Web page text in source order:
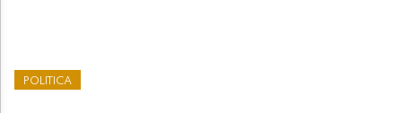
POLITICA